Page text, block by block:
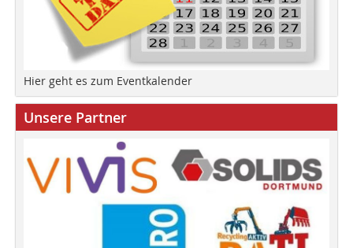
Hier geht es zum Eventkalender
Unsere Partner